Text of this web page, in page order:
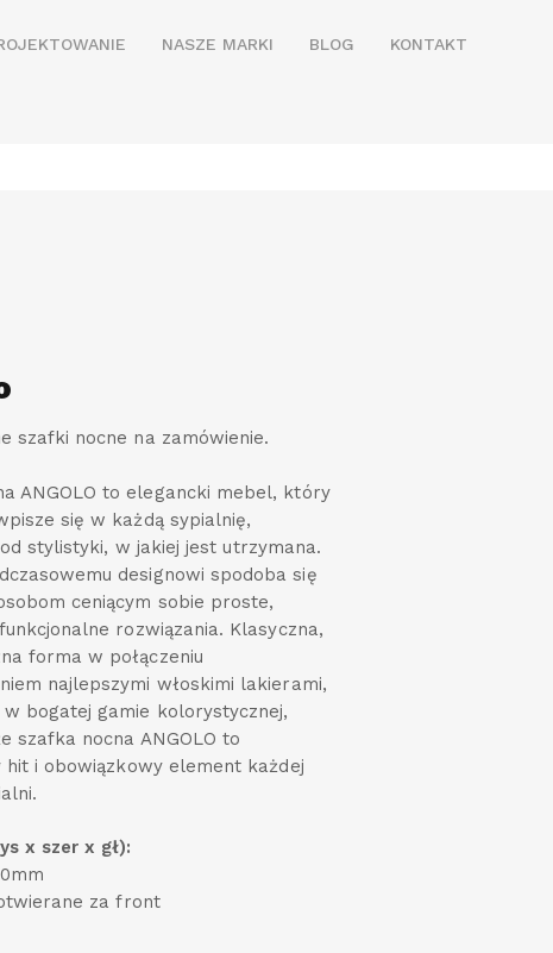
NASZE MARKI BLOG KONTAKT
szafki nocne na zamówienie.
ANGOLO to elegancki mebel, który
się w każdą sypialnię,
stylistyki, w jakiej jest utrzymana.
designowi spodoba się
ceniącym sobie proste,
rozwiązania. Klasyczna,
forma w połączeniu
najlepszymi włoskimi lakierami,
bogatej gamie kolorystycznej,
szafka nocna ANGOLO to
hit i obowiązkowy element każdej
x szer x gł):
za front